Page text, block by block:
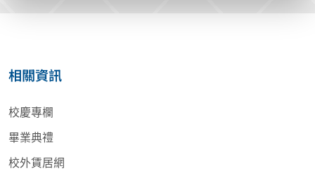
相關資訊
校慶專欄
畢業典禮
校外賃居網